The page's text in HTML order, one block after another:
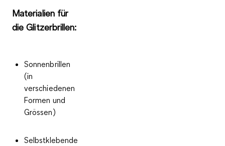
Materialien für
die Glitzerbrillen:
Sonnenbrillen
(in
verschiedenen
Formen und
Grössen)
Selbstklebende